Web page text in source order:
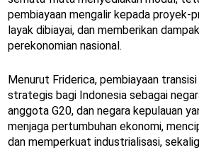
pembiayaan mengalir kepada proyek-
layak dibiayai, dan memberikan
perekonomian nasional.
Menurut Friderica, pembiayaan
strategis bagi Indonesia sebagai
anggota G20, dan negara kepulauan
menjaga pertumbuhan ekonomi,
dan memperkuat industrialisasi,